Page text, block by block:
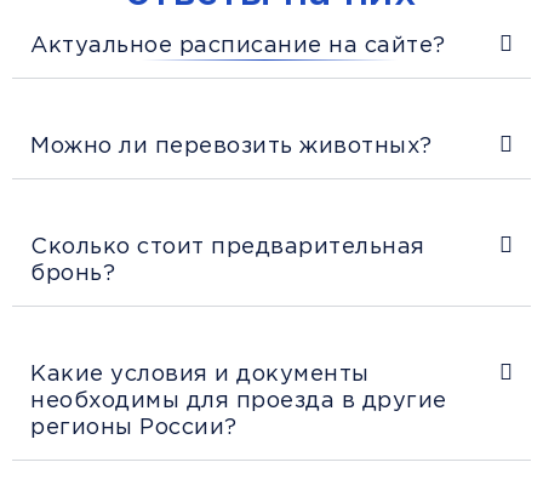
Актуальное расписание на сайте?
Можно ли перевозить животных?
Сколько стоит предварительная
бронь?
Какие условия и документы
необходимы для проезда в другие
регионы России?